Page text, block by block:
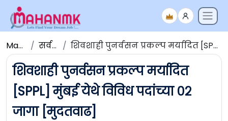
Maha NMK सर्व जाहिराती शिवशाही पुनर्वसन प्रकल्प मर्यादित [SPPL] मुंबई येथे विविध पदांच्या ०२ जागा [मुदतवाढ]
शिवशाही पुनर्वसन प्रकल्प मर्यादित
[SPPL] मुंबई येथे विविध पदांच्या ०२
जागा [मुदतवाढ]